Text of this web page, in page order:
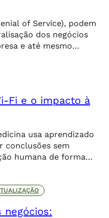
of Service), podem
dos negócios
e até mesmo
companhia. Além de
no ambiente
Alguns dos
que […]
Fi e o impacto à
usa aprendizado
conclusões sem
humana de forma
negócios: